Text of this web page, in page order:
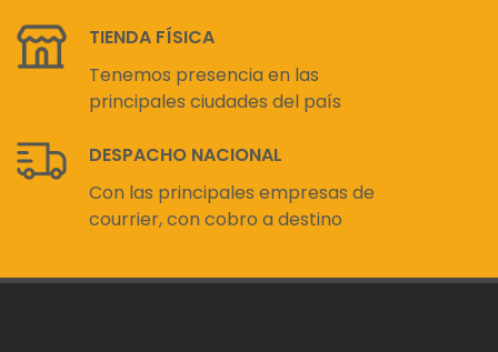
TIENDA FÍSICA
Tenemos presencia en las
principales ciudades del país
DESPACHO NACIONAL
Con las principales empresas de
courrier, con cobro a destino